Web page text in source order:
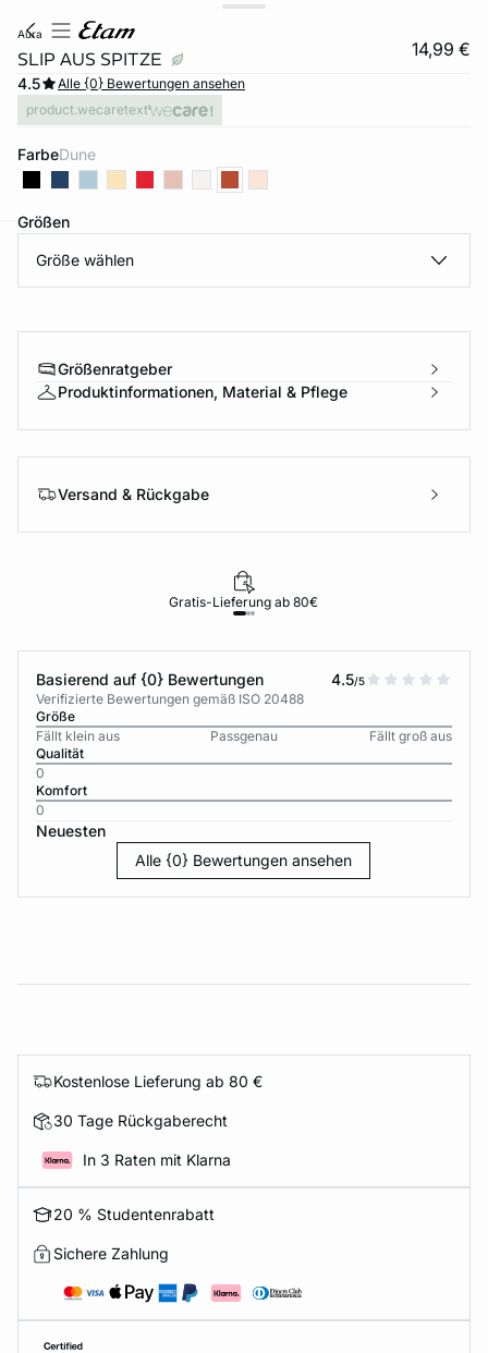
aura
SLIP AUS SPITZE 14,99 €
4.5
Alle {0} Bewertungen ansehen
product.wecaretext
Farbe dune
Größen
Größe wählen
Größenratgeber
Produktinformationen, Material & Pflege
Versand & Rückgabe
Gratis-Lieferung ab 80€
Basierend auf {0} Bewertungen 4.5/5
Verifizierte Bewertungen gemäß ISO 20488
Größe
Fällt klein aus
Passgenau
Fällt groß aus
Qualität
0
Komfort
0
Neuesten
Alle {0} Bewertungen ansehen
Kostenlose Lieferung ab 80 €
30 Tage Rückgaberecht
In 3 Raten mit Klarna
20 % Studentenrabatt
Sichere Zahlung